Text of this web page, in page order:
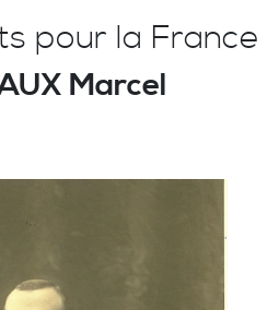
pour la France
Marcel